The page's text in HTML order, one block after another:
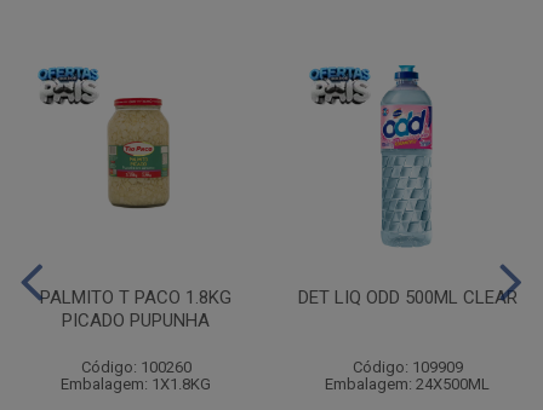
PALMITO T PACO 1.8KG
PICADO PUPUNHA
Código: 100260
Embalagem: 1X1.8KG
DET LIQ ODD 500ML CLEAR
Código: 109909
Embalagem: 24X500ML